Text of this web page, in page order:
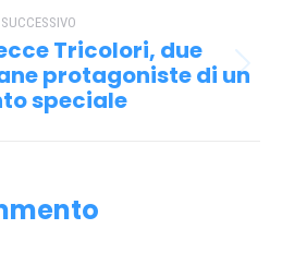
SUCCESSIVO
Prossimo
post:
Tricolori, due
protagoniste di un
speciale